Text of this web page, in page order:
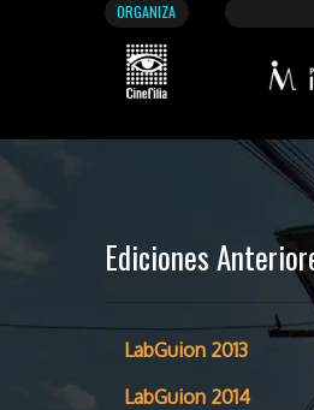
ORGANIZA
Ediciones
LabGuion 2013
LabGuion 2014